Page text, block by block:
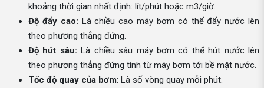
khoảng thời gian nhất định: lít/phút hoặc m3/giờ.
Độ đẩy cao: Là chiều cao máy bơm có thể đẩy nước lên
theo phương thẳng đứng.
Độ hút sâu: Là chiều sâu máy bơm có thể hút nước lên
theo phương thẳng đứng tính từ máy bơm tới bề mặt nước.
Tốc độ quay của bơm: Là số vòng quay mỗi phút.